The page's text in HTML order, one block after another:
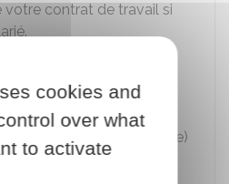
votre contrat de travail si
à l'emploi (ARE).
de l'aide aux
d'entreprise (Acre)
totalement ou
cookies and
over what
to activate